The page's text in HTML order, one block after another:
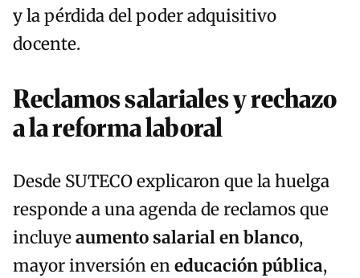
y la pérdida del poder adquisitivo
docente.
Reclamos salariales y rechazo
a la reforma laboral
Desde SUTECO explicaron que la huelga
responde a una agenda de reclamos que
incluyeaumento salarial en blanco,
mayor inversión eneducación pública,